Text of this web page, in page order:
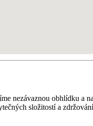
nezávaznou obhlídku a
složitostí a